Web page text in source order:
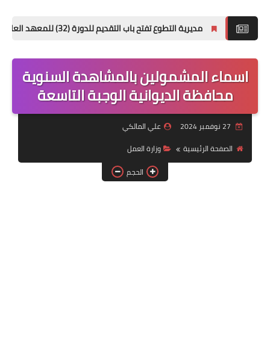
اخبار التربية والتعليم
الربح من الانترنت
العراق فقط
التقنية
سلف وقروض
وزارة العمل
مديرية التطوع تفتح باب التقديم للدورة (32) للمعهد العالي للتطوير الأمني والإداري
اسماء المشمولين بالمشاهدة السنوية
محافظة الديوانية الوجبة التاسعة
علي المالكي
الصفحة الرئيسية
وزارة العمل
الحجم